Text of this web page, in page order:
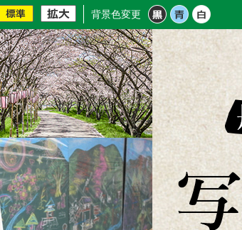
背景色変更